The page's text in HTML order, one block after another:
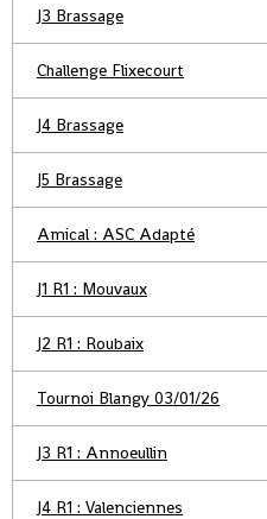
J3 Brassage
Challenge Flixecourt
J4 Brassage
J5 Brassage
Amical : ASC Adapté
J1 R1 : Mouvaux
J2 R1 : Roubaix
Tournoi Blangy 03/01/26
J3 R1 : Annoeullin
J4 R1 : Valenciennes